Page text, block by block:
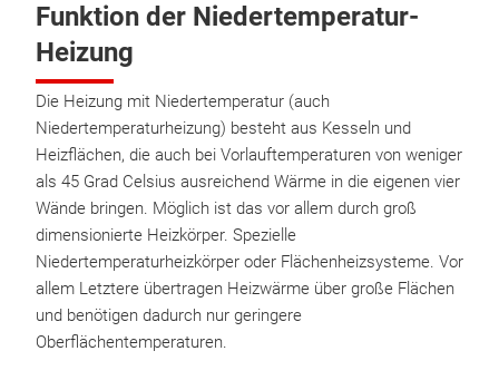
Funktion der Niedertemperatur-
Heizung
Die Heizung mit Niedertemperatur (auch
Niedertemperaturheizung) besteht aus Kesseln und
Heizflächen, die auch bei Vorlauftemperaturen von weniger
als 45 Grad Celsius ausreichend Wärme in die eigenen vier
Wände bringen. Möglich ist das vor allem durch groß
dimensionierte Heizkörper. Spezielle
Niedertemperaturheizkörper oder Flächenheizsysteme. Vor
allem Letztere übertragen Heizwärme über große Flächen
und benötigen dadurch nur geringere
Oberflächentemperaturen.